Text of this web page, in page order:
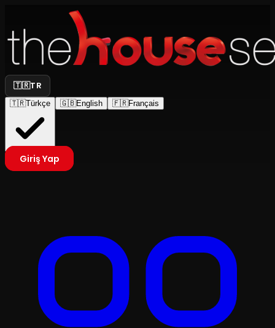
🇹🇷TR
🇹🇷Türkçe 🇬🇧English 🇫🇷Français
Giriş Yap